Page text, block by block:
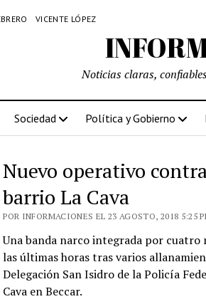
VICENTE LÓPEZ
Noticias claras,
Sociedad Política y Gobierno
Nuevo operativo
barrio La Cava
POR INFORMACIONES EL 23 AGOSTO, 2018 5:25
Una banda narco integrada por cuatro
las últimas horas tras varios
Delegación San Isidro de la Policía
Cava en Beccar.